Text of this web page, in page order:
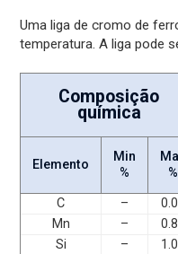
Uma liga de cromo de
temperatura. A liga pode
Composição
química
Elemento
Min
%
%
C
–
Mn
–
Si
–